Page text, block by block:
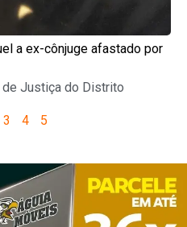
a ex-cônjuge afastado por
de Justiça do Distrito
3 4 5